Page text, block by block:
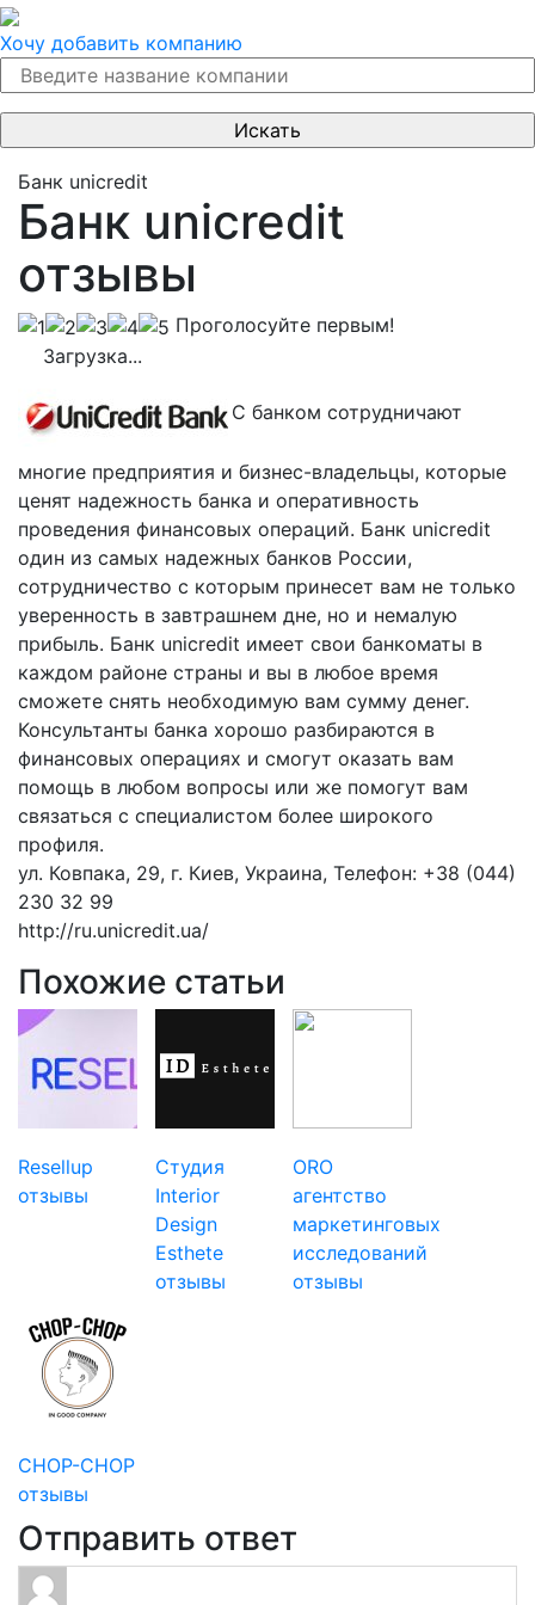
Хочу добавить компанию
Банк unicredit
Банк unicredit
отзывы
Проголосуйте первым!
Загрузка...
С банком сотрудничают
многие предприятия и бизнес-владельцы, которые
ценят надежность банка и оперативность
проведения финансовых операций. Банк unicredit
один из самых надежных банков России,
сотрудничество с которым принесет вам не только
уверенность в завтрашнем дне, но и немалую
прибыль. Банк unicredit имеет свои банкоматы в
каждом районе страны и вы в любое время
сможете снять необходимую вам сумму денег.
Консультанты банка хорошо разбираются в
финансовых операциях и смогут оказать вам
помощь в любом вопросы или же помогут вам
связаться с специалистом более широкого
профиля.
ул. Ковпака, 29, г. Киев, Украина, Телефон: +38 (044)
230 32 99
http://ru.unicredit.ua/
Похожие статьи
Resellup
отзывы
Студия
Interior
Design
Esthete
отзывы
ORO
агентство
маркетинговых
исследований
отзывы
CHOP-CHOP
отзывы
Отправить ответ